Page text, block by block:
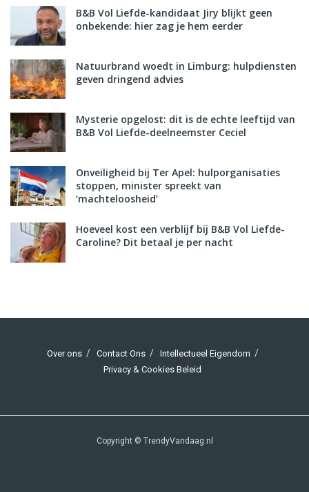
B&B Vol Liefde-kandidaat Jiry blijkt geen
onbekende: hier zag je hem eerder
Natuurbrand woedt in Limburg: hulpdiensten
geven dringend advies
Mysterie opgelost: dit is de echte leeftijd van
B&B Vol Liefde-deelneemster Ceciel
Onveiligheid bij Ter Apel: hulporganisaties
stoppen, minister spreekt van
‘machteloosheid’
Hoeveel kost een verblijf bij B&B Vol Liefde-
Caroline? Dit betaal je per nacht
Over ons Contact Ons
Intellectueel Eigendom
Privacy & Cookies Beleid
Copyright © TrendyVandaag.nl